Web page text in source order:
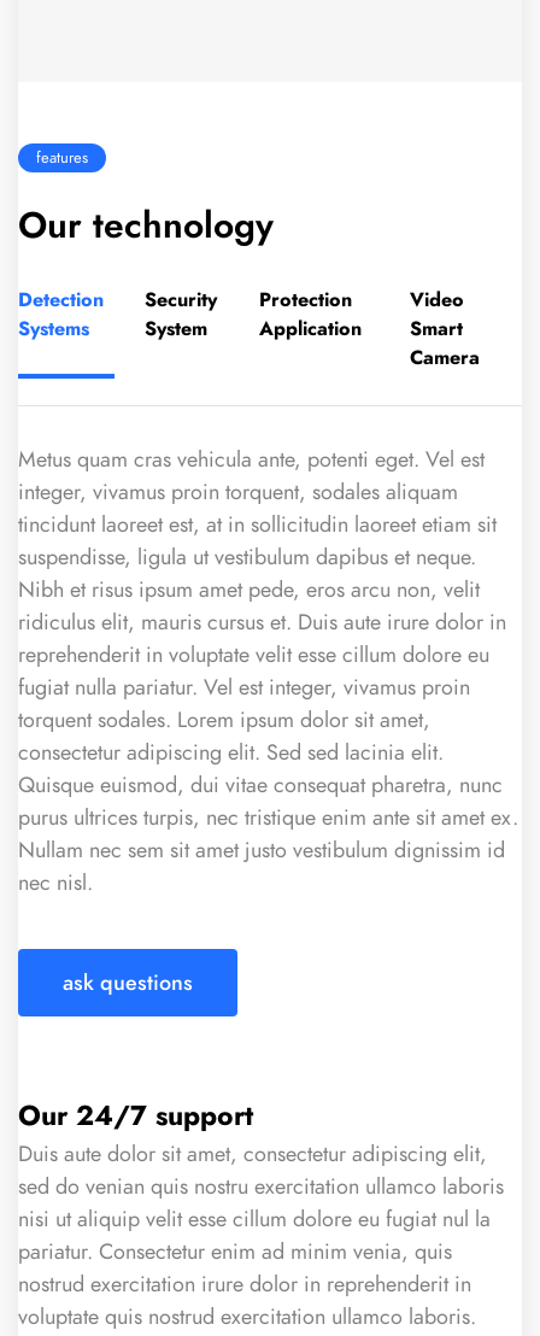
features
Our technology
Detection
Systems
Security
System
Protection
Application
Video
Smart
Camera
Metus quam cras vehicula ante, potenti eget. Vel est
integer, vivamus proin torquent, sodales aliquam
tincidunt laoreet est, at in sollicitudin laoreet etiam sit
suspendisse, ligula ut vestibulum dapibus et neque.
Nibh et risus ipsum amet pede, eros arcu non, velit
ridiculus elit, mauris cursus et. Duis aute irure dolor in
reprehenderit in voluptate velit esse cillum dolore eu
fugiat nulla pariatur. Vel est integer, vivamus proin
torquent sodales. Lorem ipsum dolor sit amet,
consectetur adipiscing elit. Sed sed lacinia elit.
Quisque euismod, dui vitae consequat pharetra, nunc
purus ultrices turpis, nec tristique enim ante sit amet ex.
Nullam nec sem sit amet justo vestibulum dignissim id
nec nisl.
ask questions
Our 24/7 support
Duis aute dolor sit amet, consectetur adipiscing elit,
sed do venian quis nostru exercitation ullamco laboris
nisi ut aliquip velit esse cillum dolore eu fugiat nul la
pariatur. Consectetur enim ad minim venia, quis
nostrud exercitation irure dolor in reprehenderit in
voluptate quis nostrud exercitation ullamco laboris.